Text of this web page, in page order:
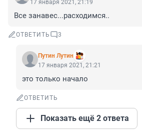
17 января 2021, 21:19
Все занавес...расходимся..
ОТВЕТИТЬ 3
Путин Лутин
17 января 2021, 21:21
это только начало
ОТВЕТИТЬ
Показать ещё 2 ответа